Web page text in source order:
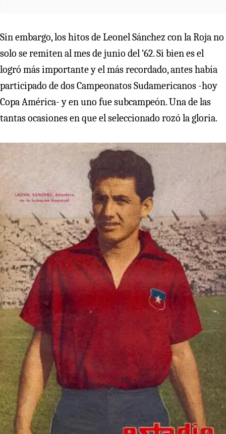
Sin embargo, los hitos de Leonel Sánchez con la Roja no
solo se remiten al mes de junio del ‘62. Si bien es el
logró más importante y el más recordado, antes había
participado de dos Campeonatos Sudamericanos -hoy
Copa América- y en uno fue subcampeón. Una de las
tantas ocasiones en que el seleccionado rozó la gloria.